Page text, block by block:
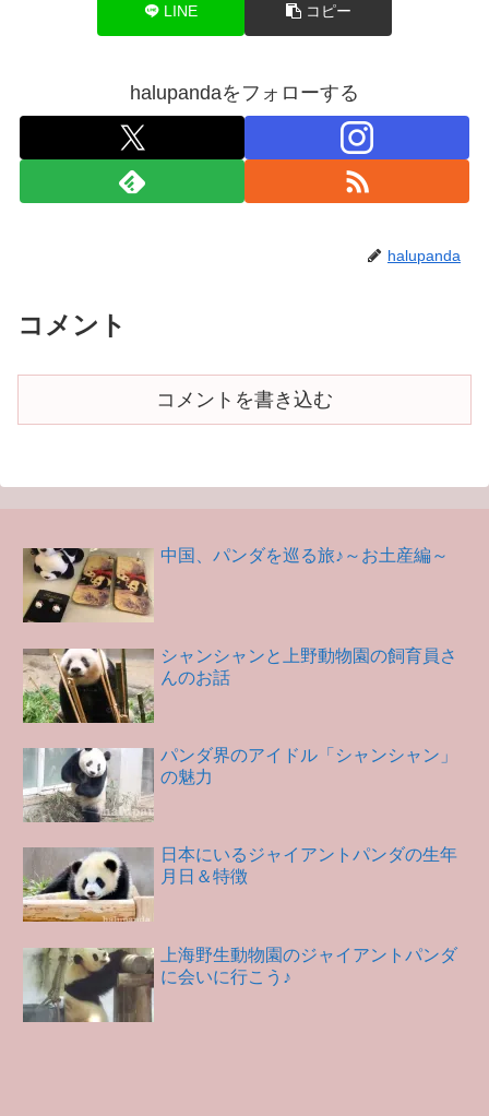
LINE コピー
halupandaをフォローする
halupanda
コメント
コメントを書き込む
中国、パンダを巡る旅♪～お土産編～
シャンシャンと上野動物園の飼育員さ
んのお話
パンダ界のアイドル「シャンシャン」
の魅力
日本にいるジャイアントパンダの生年
月日＆特徴
上海野生動物園のジャイアントパンダ
に会いに行こう♪